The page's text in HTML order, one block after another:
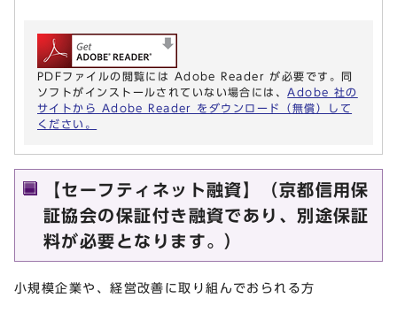
PDFファイルの閲覧には Adobe Reader が必要です。同
ソフトがインストールされていない場合には、 Adobe 社の
サイトから Adobe Reader をダウンロード（無償）して
ください。
【セーフティネット融資】（京都信用保
証協会の保証付き融資であり、別途保証
料が必要となります。）
小規模企業や、経営改善に取り組んでおられる方